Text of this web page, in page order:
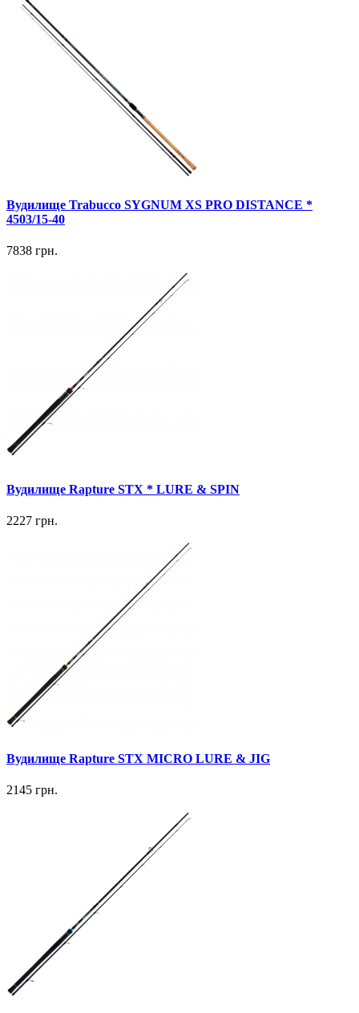
Вудилище Trabucco SYGNUM XS PRO DISTANCE *
4503/15-40
7838 грн.
Вудилище Rapture STX * LURE & SPIN
2227 грн.
Вудилище Rapture STX MICRO LURE & JIG
2145 грн.